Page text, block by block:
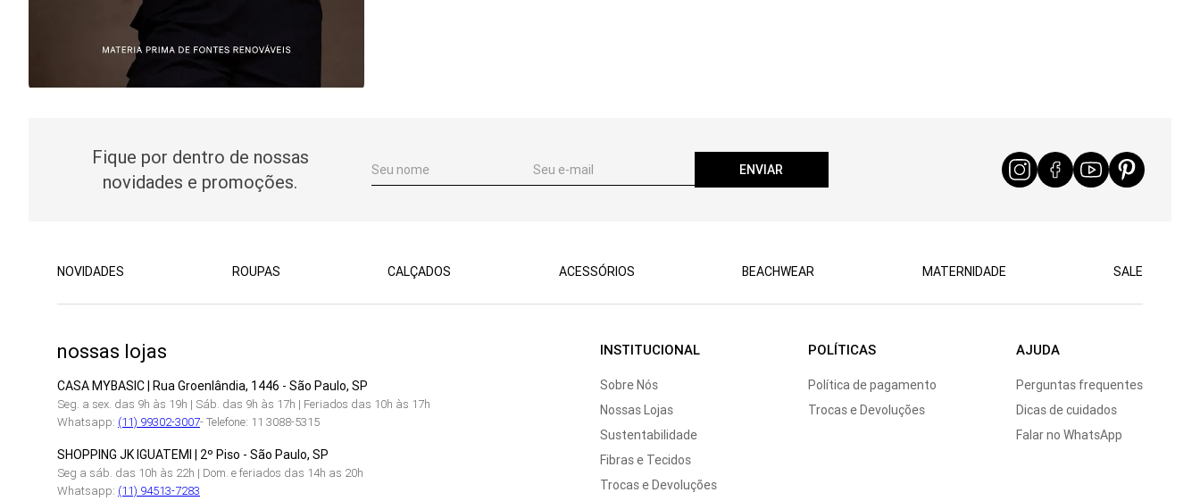
Fique por dentro de nossas
novidades e promoções.
ENVIAR
NOVIDADES ROUPAS CALÇADOS ACESSÓRIOS BEACHWEAR MATERNIDADE SALE
nossas lojas
CASA MYBASIC | Rua Groenlândia, 1446 - São Paulo, SP
Seg. a sex. das 9h às 19h | Sáb. das 9h às 17h | Feriados das 10h às 17h
Whatsapp: (11) 99302-3007- Telefone: 11 3088-5315
SHOPPING JK IGUATEMI | 2º Piso - São Paulo, SP
Seg a sáb. das 10h às 22h | Dom. e feriados das 14h as 20h
Whatsapp: (11) 94513-7283
INSTITUCIONAL
Sobre Nós
Nossas Lojas
Sustentabilidade
Fibras e Tecidos
Trocas e Devoluções
POLÍTICAS
Política de pagamento
Trocas e Devoluções
AJUDA
Perguntas frequentes
Dicas de cuidados
Falar no WhatsApp